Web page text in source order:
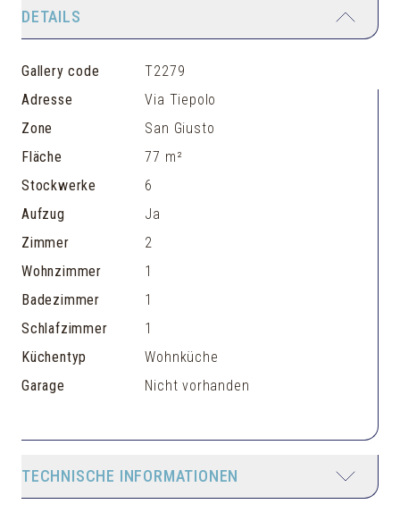
DETAILS
Gallery code
T2279
Adresse
Via Tiepolo
Zone
San Giusto
Fläche
77 m²
Stockwerke
6
Aufzug
Ja
Zimmer
2
Wohnzimmer
1
Badezimmer
1
Schlafzimmer
1
Küchentyp
Wohnküche
Garage
Nicht vorhanden
TECHNISCHE INFORMATIONEN